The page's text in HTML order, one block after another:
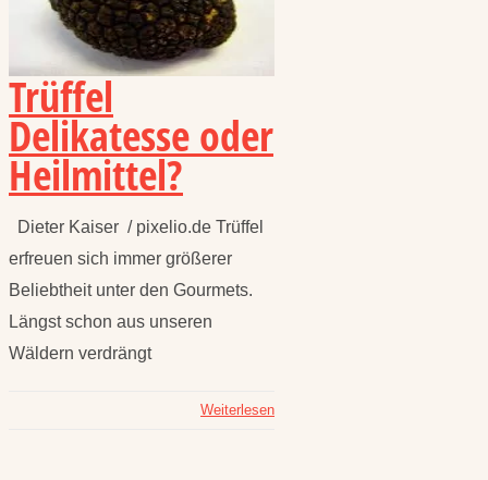
Trüffel
Delikatesse oder
Heilmittel?
Dieter Kaiser / pixelio.de Trüffel
erfreuen sich immer größerer
Beliebtheit unter den Gourmets.
Längst schon aus unseren
Wäldern verdrängt
Weiterlesen